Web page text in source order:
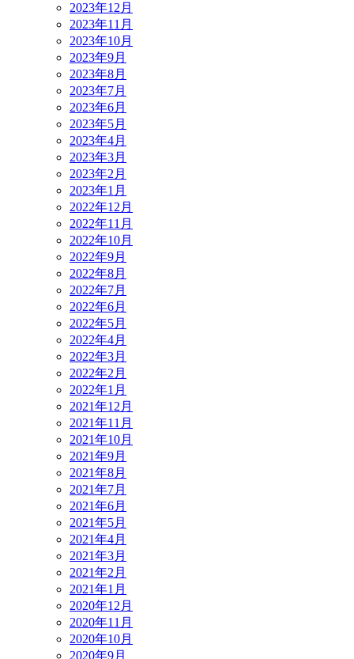
2023年12月
2023年11月
2023年10月
2023年9月
2023年8月
2023年7月
2023年6月
2023年5月
2023年4月
2023年3月
2023年2月
2023年1月
2022年12月
2022年11月
2022年10月
2022年9月
2022年8月
2022年7月
2022年6月
2022年5月
2022年4月
2022年3月
2022年2月
2022年1月
2021年12月
2021年11月
2021年10月
2021年9月
2021年8月
2021年7月
2021年6月
2021年5月
2021年4月
2021年3月
2021年2月
2021年1月
2020年12月
2020年11月
2020年10月
2020年9月